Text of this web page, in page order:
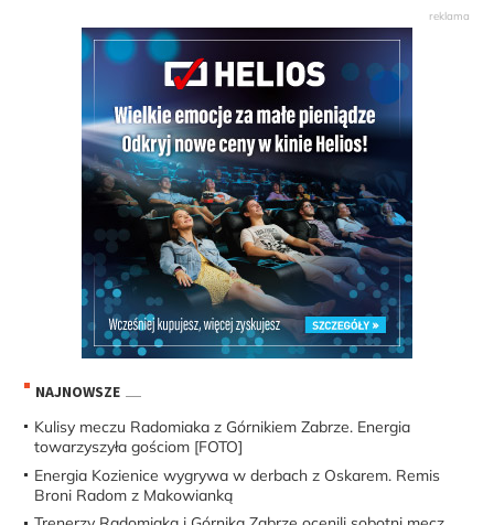
NAJNOWSZE
Kulisy meczu Radomiaka z Górnikiem Zabrze. Energia
towarzyszyła gościom [FOTO]
Energia Kozienice wygrywa w derbach z Oskarem. Remis
Broni Radom z Makowianką